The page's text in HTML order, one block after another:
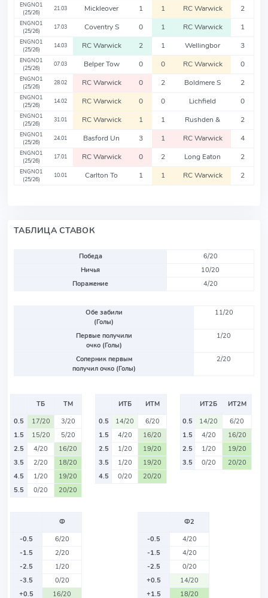
ENGNO1
(25/26)
21.03 Mickleover 1 1 RC Warwick 2
ENGNO1
(25/26)
17.03 Coventry S 0 1 RC Warwick 1
ENGNO1
(25/26)
14.03 RC Warwick 2 1 Wellingbor 3
ENGNO1
(25/26)
07.03 Belper Tow 0 0 RC Warwick 0
ENGNO1
(25/26)
28.02 RC Warwick 0 2 Boldmere S 2
ENGNO1
(25/26)
14.02 RC Warwick 0 0 Lichfield 0
ENGNO1
(25/26)
31.01 RC Warwick 1 1 Rushden & 2
ENGNO1
(25/26)
24.01 Basford Un 3 1 RC Warwick 4
ENGNO1
(25/26)
17.01 RC Warwick 0 2 Long Eaton 2
ENGNO1
(25/26)
10.01 Carlton To 1 1 RC Warwick 2
ТАБЛИЦА СТАВОК
Победа
6/20
Ничья
10/20
Поражение
4/20
Обе забили
(Голы)
11/20
Первые получили
очко (Голы)
1/20
Соперник первым
получил очко (Голы)
2/20
ТБ
ТМ
0.5
17/20
3/20
1.5
15/20
5/20
2.5
4/20
16/20
3.5
2/20
18/20
4.5
1/20
19/20
5.5
0/20 20/20
ИТБ
ИТМ
0.5
14/20
6/20
1.5
4/20
16/20
2.5
1/20
19/20
3.5
1/20
19/20
4.5
0/20 20/20
ИТ2Б
ИТ2М
0.5
14/20
6/20
1.5
4/20
16/20
2.5
1/20
19/20
3.5
0/20 20/20
Ф
-0.5
6/20
-1.5
2/20
-2.5
1/20
-3.5
0/20
+0.5
16/20
Ф2
-0.5
4/20
-1.5
4/20
-2.5
0/20
+0.5
14/20
+1.5
18/20